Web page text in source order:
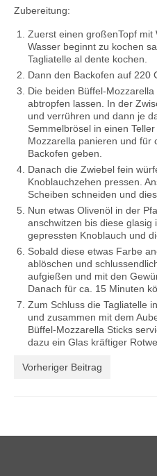
Zubereitung:
Zuerst einen großenTopf mit
Wasser beginnt zu kochen
Tagliatelle al dente kochen.
Dann den Backofen auf 220
Die beiden Büffel-
abtropfen lassen. In der
und verrühren und dann je
Semmelbrösel in einen
Mozzarella panieren und für
Backofen geben.
Danach die Zwiebel fein
Knoblauchzehen pressen.
Scheiben schneiden und
Nun etwas Olivenöl in der
anschwitzen bis diese glasig
gepressten Knoblauch und
Sobald diese etwas Farbe
ablöschen und
aufgießen und mit den
Danach für ca. 15 Minuten
Zum Schluss die Tagliatelle
und zusammen mit dem
Büffel-Mozzarella Sticks
dazu ein Glas kräftiger
Vorheriger Beitrag